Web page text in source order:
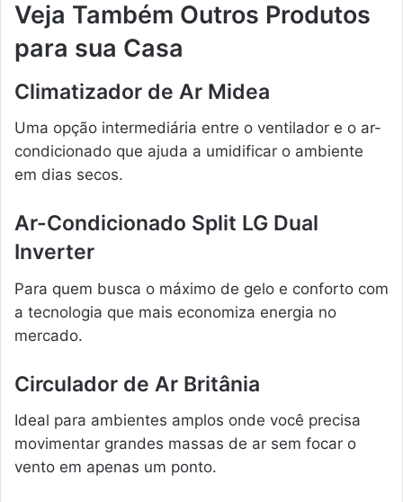
Veja Também Outros Produtos
para sua Casa
Climatizador de Ar Midea
Uma opção intermediária entre o ventilador e o ar-
condicionado que ajuda a umidificar o ambiente
em dias secos.
Ar-Condicionado Split LG Dual
Inverter
Para quem busca o máximo de gelo e conforto com
a tecnologia que mais economiza energia no
mercado.
Circulador de Ar Britânia
Ideal para ambientes amplos onde você precisa
movimentar grandes massas de ar sem focar o
vento em apenas um ponto.